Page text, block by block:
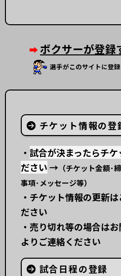
➡︎ボクサーが登録
選手がこのサイトに登
チケット情報の
・ 試合が決まったらチ
ださい→ （チケット金額･
事項･メッセージ等）
・チケット情報の更新
ださい
・売り切れ等の場合は
よりご連絡ください
試合日程の